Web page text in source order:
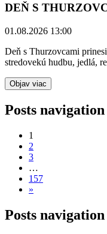
DEŇ S
01.08.2026 13:00
Deň s Thurzovcami
stredovekú hudbu, jedlá,
Objav viac
Posts navigation
1
2
3
…
157
»
Posts navigation